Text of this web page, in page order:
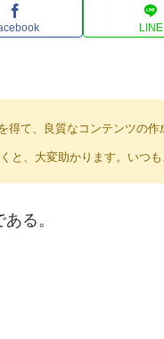
LINE
て、良質なコンテンツの
と、大変助かります。いつ
る。